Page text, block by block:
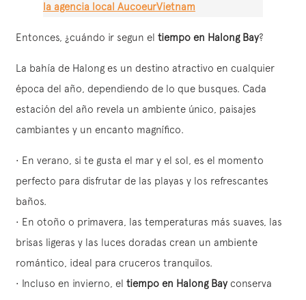
la agencia local AucoeurVietnam
Entonces, ¿cuándo ir segun el tiempo en Halong Bay?
La bahía de Halong es un destino atractivo en cualquier
época del año, dependiendo de lo que busques. Cada
estación del año revela un ambiente único, paisajes
cambiantes y un encanto magnífico.
• En verano, si te gusta el mar y el sol, es el momento
perfecto para disfrutar de las playas y los refrescantes
baños.
• En otoño o primavera, las temperaturas más suaves, las
brisas ligeras y las luces doradas crean un ambiente
romántico, ideal para cruceros tranquilos.
• Incluso en invierno, el tiempo en Halong Bay conserva